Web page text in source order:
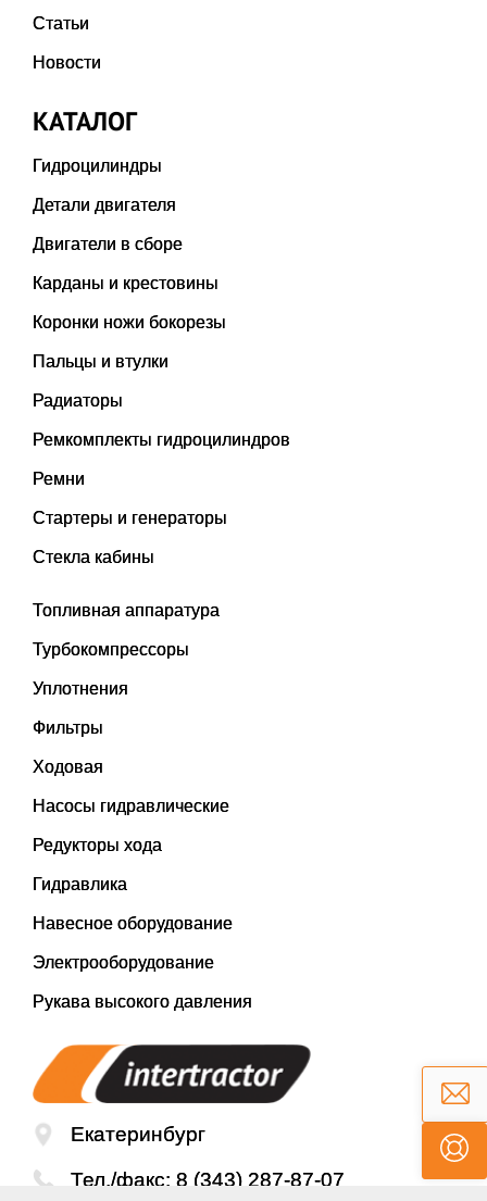
Статьи
Новости
КАТАЛОГ
Гидроцилиндры
Детали двигателя
Двигатели в сборе
Карданы и крестовины
Коронки ножи бокорезы
Пальцы и втулки
Радиаторы
Ремкомплекты гидроцилиндров
Ремни
Стартеры и генераторы
Стекла кабины
Топливная аппаратура
Турбокомпрессоры
Уплотнения
Фильтры
Ходовая
Насосы гидравлические
Редукторы хода
Гидравлика
Навесное оборудование
Электрооборудование
Рукава высокого давления
Екатеринбург
Тел./факс: 8 (343) 287-87-07